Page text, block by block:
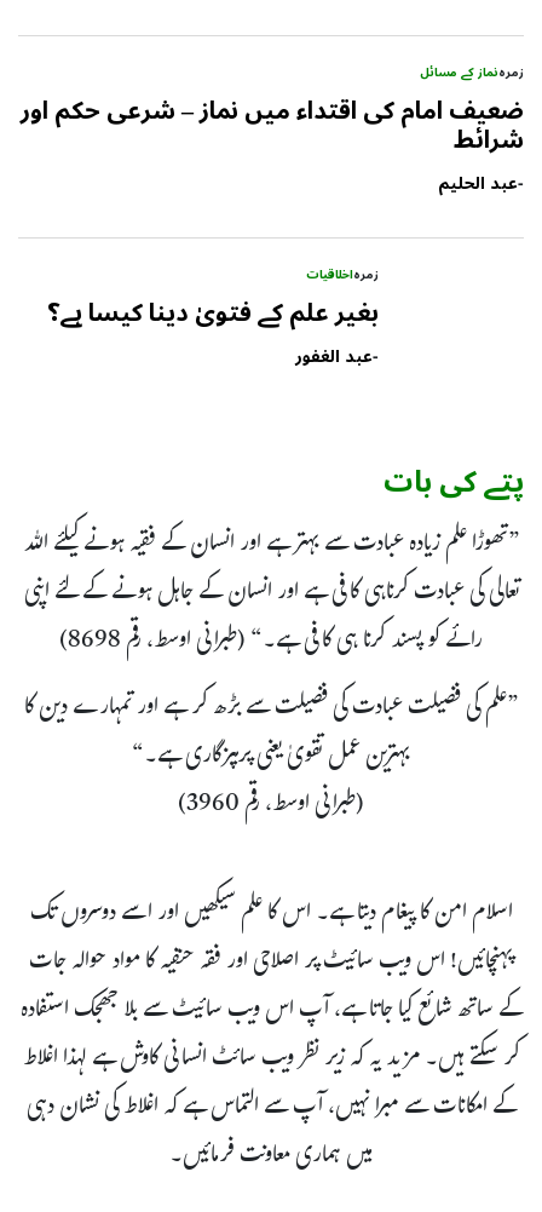
زمرہنماز کے مسائل
ضعیف امام کی اقتداء میں نماز – شرعی حکم اور
شرائط
-عبد الحلیم
زمرہاخلاقیات
بغیر علم کے فتویٰ دینا کیسا ہے؟
-عبد الغفور
پتے کی بات
”تھوڑا علم زیادہ عبادت سے بہتر ہے اور انسان کے فقیہ ہونے کیلئے اللہ
تعالی کی عبادت کرناہی کافی ہے اور انسان کے جاہل ہونے کے لئے اپنی
رائے کو پسند کرنا ہی کافی ہے۔“ (طبرانی اوسط، رقم 8698)
”علم کی فضیلت عبادت کی فضیلت سے بڑھ کر ہے اور تمہارے دین کا
بہترین عمل تقویٰ یعنی پرہیزگاری ہے۔“
(طبرانی اوسط، رقم 3960)
اسلام امن کا پیغام دیتا ہے۔ اس کا علم سیکھیں اور اسے دوسروں تک
پہنچائیں! اس ویب سائیٹ پر اصلاحی اور فقہ حنفیہ کا مواد حوالہ جات
کے ساتھ شائع کیا جاتا ہے، آپ اس ویب سائیٹ سے بلا جھجک استفادہ
کر سکتے ہیں۔ مزید یہ کہ زیر نظر ویب سائٹ انسانی کاوش ہے لہذا اغلاط
کے امکانات سے مبرا نہیں، آپ سے التماس ہے کہ اغلاط کی نشان دہی
میں ہماری معاونت فرمائیں۔